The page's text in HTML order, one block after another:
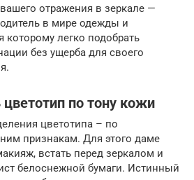
отражения в зеркале —
в мире одежды и
которому легко подобрать
без ущерба для своего
по тону кожи
цветотипа – по
признакам. Для этого даме
встать перед зеркалом и
белоснежной бумаги. Истинный